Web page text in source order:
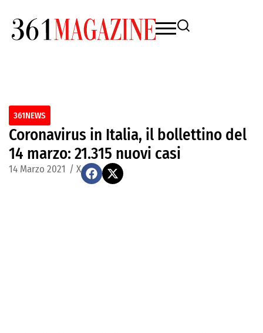
361NEWS
Coronavirus in Italia, il bollettino del
14 marzo: 21.315 nuovi casi
14 Marzo 2021 / X